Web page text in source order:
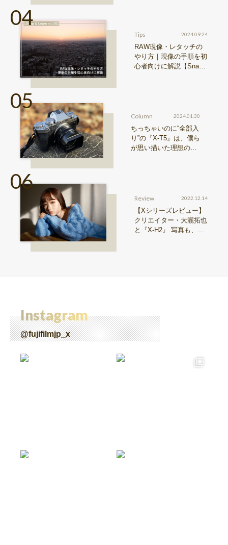
Tips 2024.09.24
RAW現像・レタッチの
やり方｜現像の手順を初
心者向けに解説【Snap
Column 2024.01.30
ちっちゃいのに“全部入
り”の『X-T5』は、僕ら
が思い描いた理想の写
Review 2022.12.14
【Xシリーズレビュー】
クリエイター・大瀧拓也
と『X-H2』 写真も、動
Instagram
@fujifilmjp_x